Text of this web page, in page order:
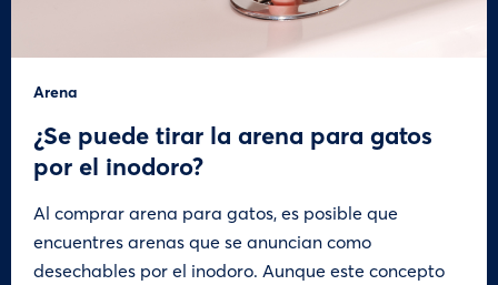
Arena
¿Se puede tirar la arena para gatos
por el inodoro?
Al comprar arena para gatos, es posible que
encuentres arenas que se anuncian como
desechables por el inodoro. Aunque este concepto